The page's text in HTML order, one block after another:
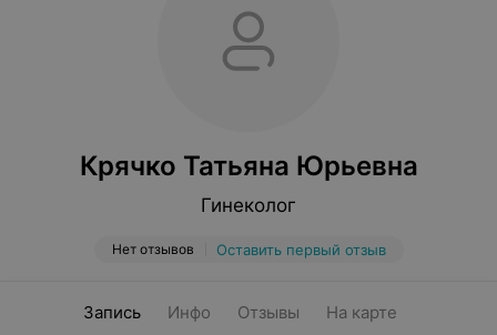
Крячко Татьяна Юрьевна
Гинеколог
Нет отзывов Оставить первый отзыв
Запись Инфо Отзывы На карте